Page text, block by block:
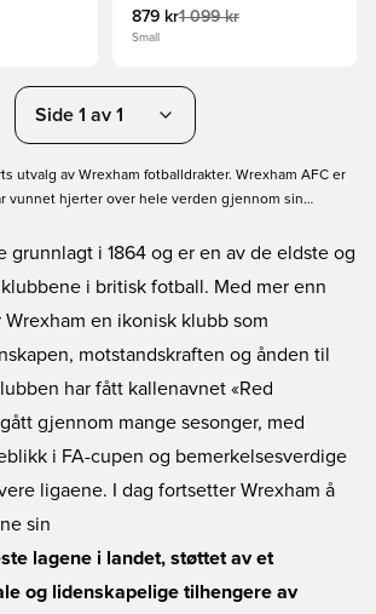
879 kr1 099 kr
Small
Side 1 av 1
utvalg av Wrexham fotballdrakter. Wrexham AFC er
vunnet hjerter over hele verden gjennom sin
underdogs. Deres popularitet gjør Wrexham AFC
utvalg av fotballdrakter fra hele verden - og
kjøp din Wrexham AFC drakt hos Unisport uten å
dag for en hyggelig shoppingopplevelse!
grunnlagt i 1864 og er en av de eldste og
i britisk fotball. Med mer enn
Wrexham en ikonisk klubb som
motstandskraften og ånden til
har fått kallenavnet «Red
gjennom mange sesonger, med
i FA-cupen og bemerkelsesverdige
ligaene. I dag fortsetter Wrexham å
sin
lagene i landet, støttet av et
og lidenskapelige tilhengere av